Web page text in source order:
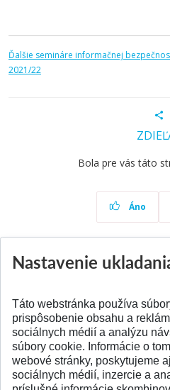
Ďalšie semináre informačnej
2021/22
Bola pre vás táto
Áno
SPÄŤ
Nastavenie
Táto webstránka používa
prispôsobenie obsahu a
sociálnych médií a analýzu
súbory cookie. Informácie o
webové stránky, poskytujeme
sociálnych médií, inzercie a